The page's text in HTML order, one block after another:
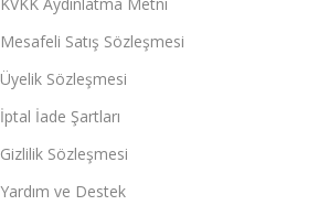
Mesafeli Satış Sözleşmesi
Üyelik Sözleşmesi
İptal İade Şartları
Gizlilik Sözleşmesi
Yardım ve Destek